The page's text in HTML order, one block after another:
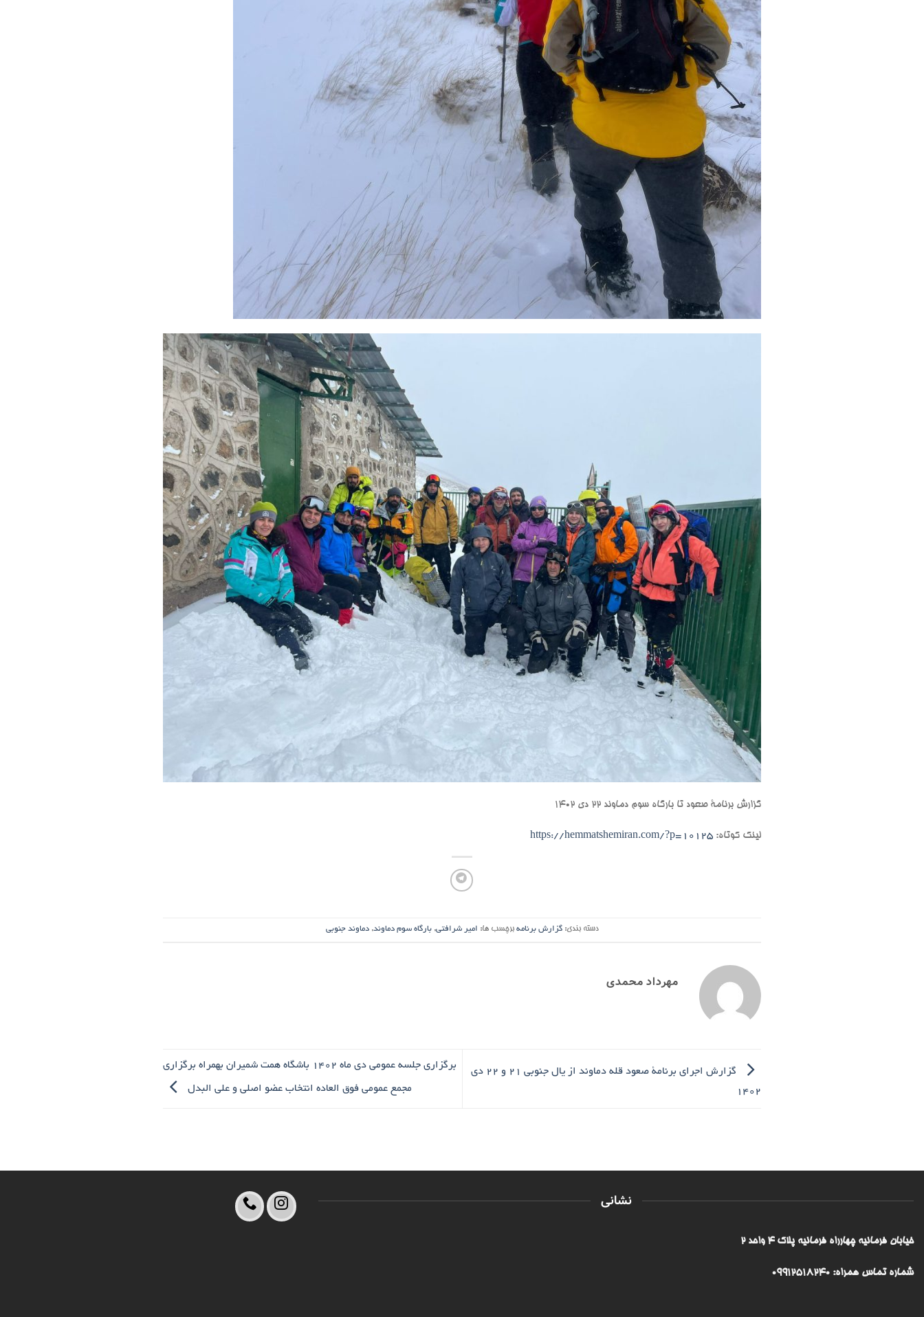
گزارش برنامۀ صعود تا بارگاه سوم دماوند ۲۲ دی ۱۴۰۲
لینک کوتاه: https://hemmatshemiran.com/?p=10125
دسته بندی:گزارش برنامه برچسب ها: امیر شرافتی,بارگاه سوم دماوند,دماوند جنوبی
مهرداد محمدی
گزارش اجرای برنامۀ صعود قله دماوند از یال جنوبی ۲۱ و ۲۲ دی
۱۴۰۲
برگزاری جلسه عمومی دی ماه 1402 باشگاه همت شمیران بهمراه برگزاری
مجمع عمومی فوق العاده انتخاب عضو اصلی و علی البدل
نشانی
خیابان فرمانیه چهارراه فرمانیه پلاک ۴ واحد ۲
شماره تماس همراه: 09912518240